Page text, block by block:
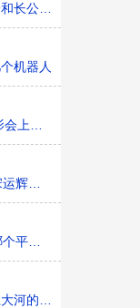
长公主是什么关系
机器人
上映多久
辉和梁思申结婚了吗
平台播
河的东海是哪里